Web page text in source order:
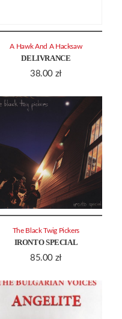
DELIVRANCE
38.00 zł
A Hawk And A Hacksaw
IRONTO SPECIAL
85.00 zł
The Black Twig Pickers